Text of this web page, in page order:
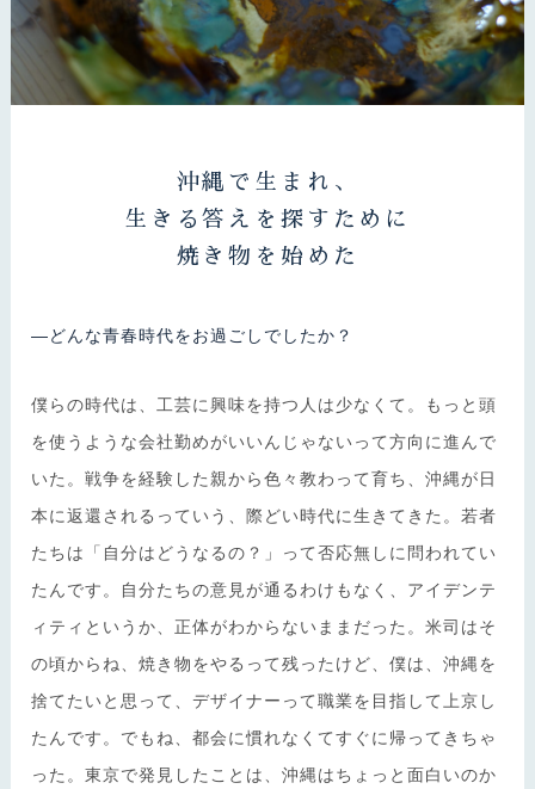
沖縄で生まれ、
生きる答えを探すために
焼き物を始めた
―どんな青春時代をお過ごしでしたか？
僕らの時代は、工芸に興味を持つ人は少なくて。もっと頭
を使うような会社勤めがいいんじゃないって方向に進んで
いた。戦争を経験した親から色々教わって育ち、沖縄が日
本に返還されるっていう、際どい時代に生きてきた。若者
たちは「自分はどうなるの？」って否応無しに問われてい
たんです。自分たちの意見が通るわけもなく、アイデンテ
ィティというか、正体がわからないままだった。米司はそ
の頃からね、焼き物をやるって残ったけど、僕は、沖縄を
捨てたいと思って、デザイナーって職業を目指して上京し
たんです。でもね、都会に慣れなくてすぐに帰ってきちゃ
った。東京で発見したことは、沖縄はちょっと面白いのか